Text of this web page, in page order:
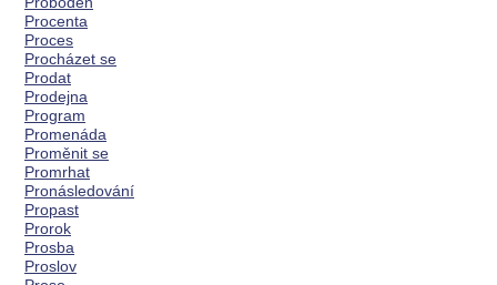
Procenta
Proces
Procházet se
Prodat
Prodejna
Program
Promenáda
Proměnit se
Promrhat
Pronásledování
Propast
Prorok
Prosba
Proslov